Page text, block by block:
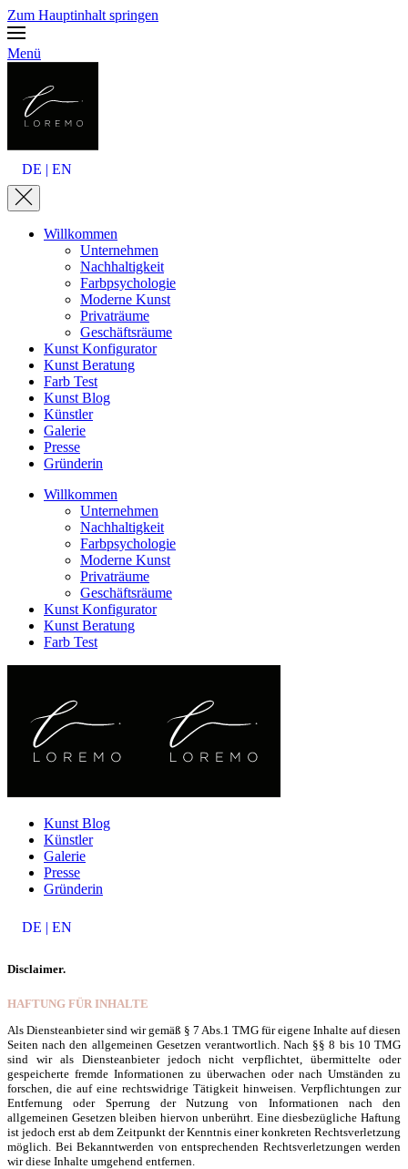
Zum Hauptinhalt springen
Menü
DE | EN
Willkommen
Unternehmen
Nachhaltigkeit
Farbpsychologie
Moderne Kunst
Privaträume
Geschäftsräume
Kunst Konfigurator
Kunst Beratung
Farb Test
Kunst Blog
Künstler
Galerie
Presse
Gründerin
Willkommen
Unternehmen
Nachhaltigkeit
Farbpsychologie
Moderne Kunst
Privaträume
Geschäftsräume
Kunst Konfigurator
Kunst Beratung
Farb Test
Kunst Blog
Künstler
Galerie
Presse
Gründerin
DE | EN
Disclaimer.
HAFTUNG FÜR INHALTE
Als Diensteanbieter sind wir gemäß § 7 Abs.1 TMG für eigene Inhalte auf diesen
Seiten nach den allgemeinen Gesetzen verantwortlich. Nach §§ 8 bis 10 TMG
sind wir als Diensteanbieter jedoch nicht verpflichtet, übermittelte oder
gespeicherte fremde Informationen zu überwachen oder nach Umständen zu
forschen, die auf eine rechtswidrige Tätigkeit hinweisen. Verpflichtungen zur
Entfernung oder Sperrung der Nutzung von Informationen nach den
allgemeinen Gesetzen bleiben hiervon unberührt. Eine diesbezügliche Haftung
ist jedoch erst ab dem Zeitpunkt der Kenntnis einer konkreten Rechtsverletzung
möglich. Bei Bekanntwerden von entsprechenden Rechtsverletzungen werden
wir diese Inhalte umgehend entfernen.